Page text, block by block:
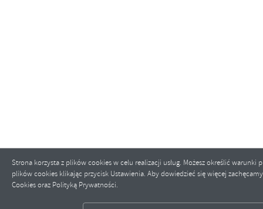
Strona korzysta z plików cookies w celu realizacji usług. Możesz określić
plików cookies klikając przycisk Ustawienia. Aby dowiedzieć się więcej
Cookies oraz Polityką Prywatności.
ZAPISZ WYBRANE